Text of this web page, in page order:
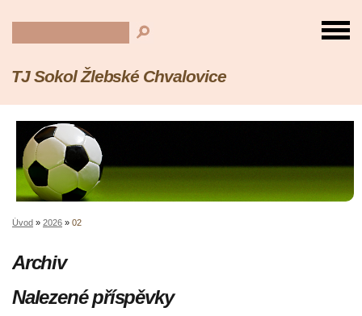
TJ Sokol Žlebské Chvalovice
Úvod » 2026 » 02
Archiv
Nalezené příspěvky